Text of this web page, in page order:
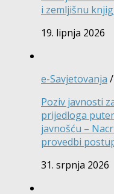
i zemljišnu
19. lipnja 2026
e-Savjetovanja /
Poziv javnosti
prijedloga
javnošću –
provedbi
31. srpnja 2026